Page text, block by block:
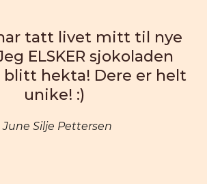
tatt livet mitt til nye
ELSKER sjokoladen
blitt hekta! Dere er helt
unike! :)
June Silje Pettersen